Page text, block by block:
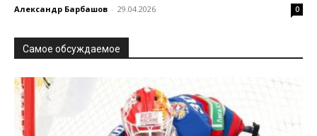
Александр Барбашов - 29.04.2026 0
Самое обсуждаемое